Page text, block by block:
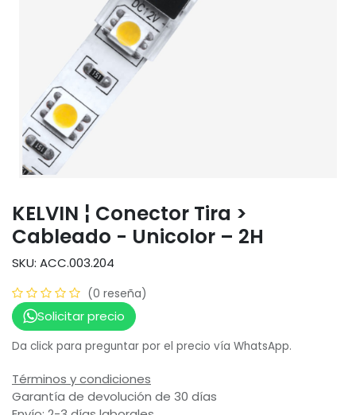
KELVIN ¦ Conector Tira >
Cableado - Unicolor – 2H
SKU: ACC.003.204
(0 reseña)
Solicitar precio
Da click para preguntar por el precio vía WhatsApp.
Términos y condiciones
Garantía de devolución de 30 días